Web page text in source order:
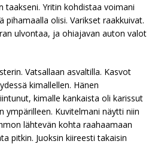
Yritin kohdistaa voimani
pihamaalla olisi. Varikset raakkuivat.
ulvontaa, ja ohiajavan auton valot
Vatsallaan asvaltilla. Kasvot
kimallellen. Hänen
kimalle kankaista oli karissut
ympärilleen. Kuvitelmani näytti niin
lähtevän kohta raahaamaan
pitkin. Juoksin kiireesti takaisin